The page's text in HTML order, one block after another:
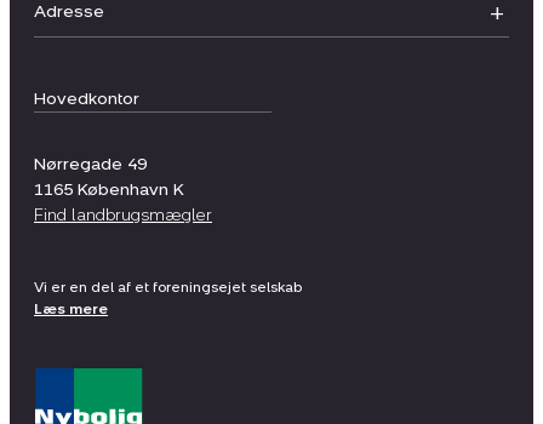
Hovedkontor
Nørregade 49
1165 København K
Find landbrugsmægler
Adresse
Vi er en del af et foreningsejet selskab
Læs mere